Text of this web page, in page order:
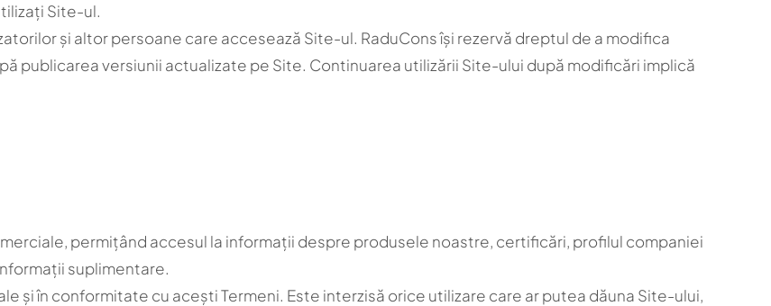
Site-ul.
și altor persoane care accesează Site-ul. RaduCons își rezervă dreptul de a modifica
publicarea versiunii actualizate pe Site. Continuarea utilizării Site-ului după modificări implică
permițând accesul la informații despre produsele noastre, certificări, profilul companiei
suplimentare.
și în conformitate cu acești Termeni. Este interzisă orice utilizare care ar putea dăuna Site-ului,